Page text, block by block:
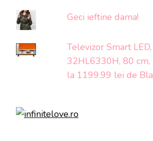
Geci ieftine dama!
Televizor Smart
32HL6330H, 80 cm,
la 1199.99 lei de